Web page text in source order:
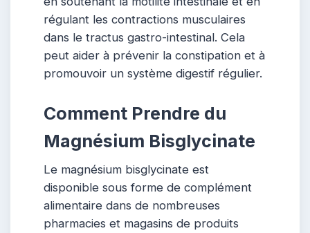
régulant les contractions musculaires
dans le tractus gastro-intestinal. Cela
peut aider à prévenir la constipation et à
promouvoir un système digestif régulier.
Comment Prendre du
Magnésium Bisglycinate
Le magnésium bisglycinate est
disponible sous forme de complément
alimentaire dans de nombreuses
pharmacies et magasins de produits